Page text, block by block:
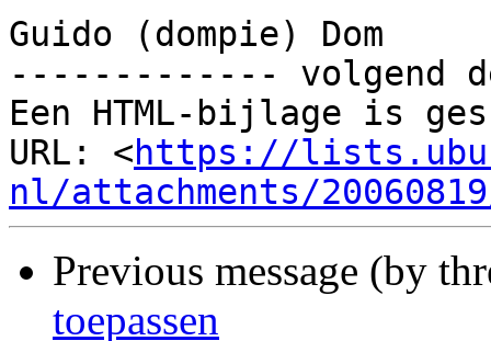
Guido (dompie) Dom
------------- volgend
Een HTML-bijlage is
URL: <https://
nl/attachments/
Previous message (by
toepassen